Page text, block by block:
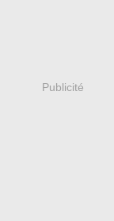
Publicité